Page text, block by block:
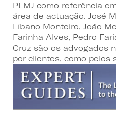
PLMJ como referência
área de actuação. José
Líbano Monteiro, João
Farinha Alves, Pedro
Cruz são os advogados
por clientes, como pelos